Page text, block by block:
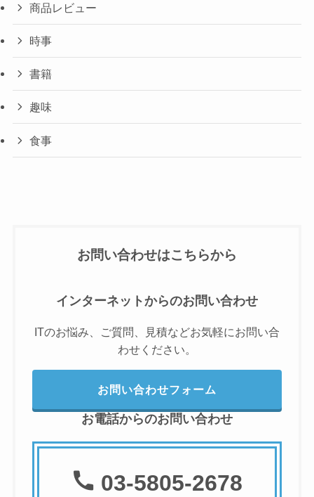
商品レビュー
時事
書籍
趣味
食事
お問い合わせはこちらから
インターネットからのお問い合わせ
ITのお悩み、ご質問、見積などお気軽にお問い合
わせください。
お問い合わせフォーム
お電話からのお問い合わせ
03-5805-2678